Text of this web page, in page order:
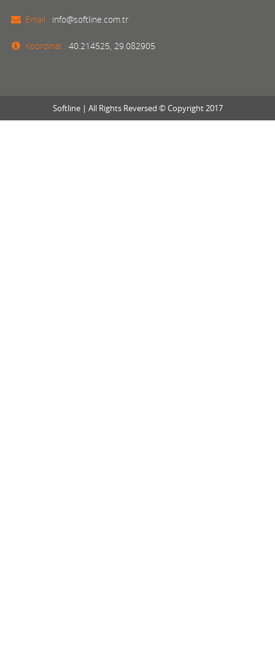
Email : info@softline.com.tr
Koordinat : 40.214525, 29.082905
Softline | All Rights Reversed © Copyright 2017